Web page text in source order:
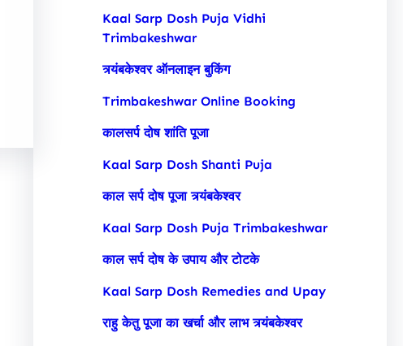
Kaal Sarp Dosh Puja Vidhi
Trimbakeshwar
त्र्यंबकेश्वर ऑनलाइन बुकिंग
Trimbakeshwar Online Booking
कालसर्प दोष शांति पूजा
Kaal Sarp Dosh Shanti Puja
काल सर्प दोष पूजा त्र्यंबकेश्वर
Kaal Sarp Dosh Puja Trimbakeshwar
काल सर्प दोष के उपाय और टोटके
Kaal Sarp Dosh Remedies and Upay
राहु केतु पूजा का खर्चा और लाभ त्र्यंबकेश्वर